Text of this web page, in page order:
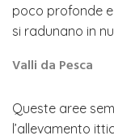
poco profonde
si radunano in
Valli da Pesca
Queste aree
l’allevamento